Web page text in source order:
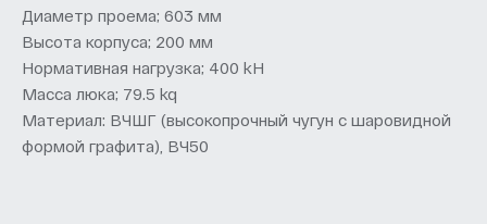
Диаметр проема; 603 мм
Высота корпуса; 200 мм
Нормативная нагрузка; 400 kН
Масса люка; 79.5 kq
Материал: ВЧШГ (высокопрочный чугун с шаровидной
формой графита), ВЧ50